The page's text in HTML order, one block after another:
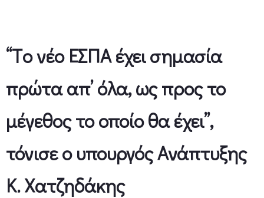
“Tο νέο ΕΣΠΑ έχει σημασία
πρώτα απ’ όλα, ως προς το
μέγεθος το οποίο θα έχει”,
τόνισε ο υπουργός Ανάπτυξης
Κ. Χατζηδάκης